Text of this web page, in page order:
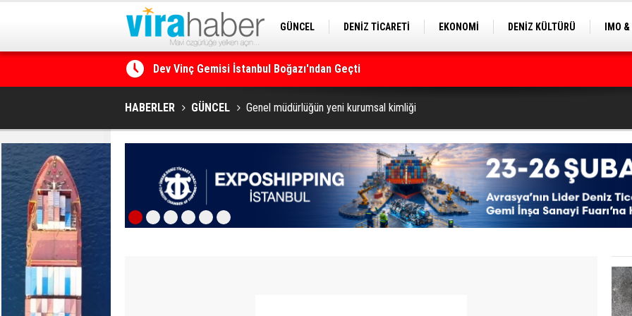
GÜNCEL DENİZ TİCARETİ EKONOMİ DENİZ KÜLTÜRÜ
IMO
Dev Vinç Gemisi İstanbul Boğazı'ndan Geçti
Ege Denizi’nin En Büyük Mercan Ormanı
HABERLER GÜNCEL Genel müdürlüğün yeni kurumsal kimliği